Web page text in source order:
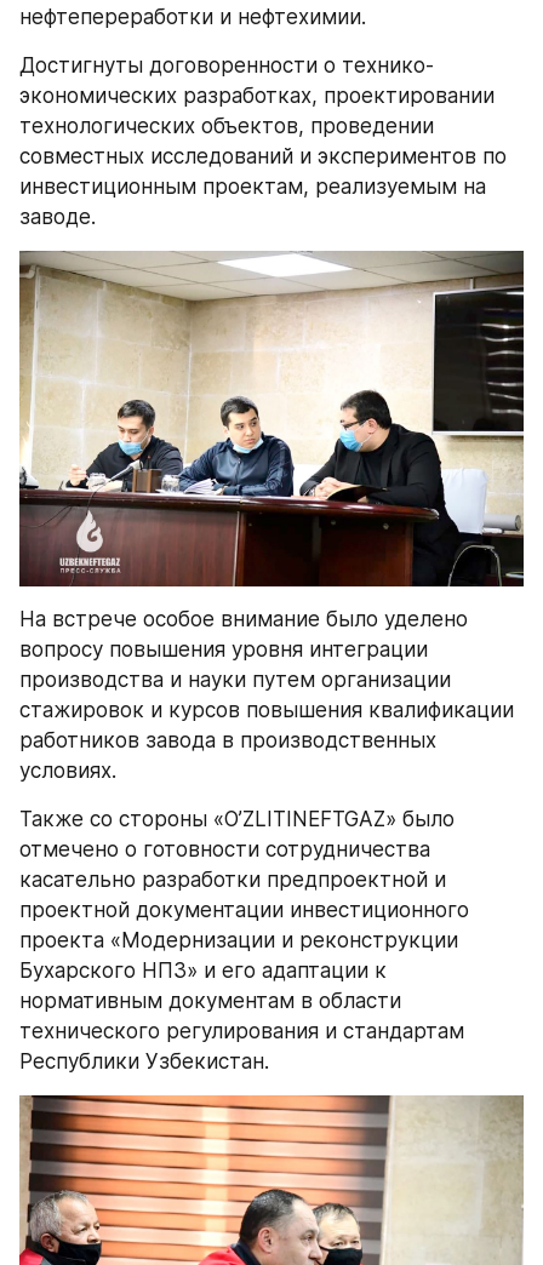
нефтепереработки и нефтехимии.
Достигнуты договоренности о технико-
экономических разработках, проектировании
технологических объектов, проведении
совместных исследований и экспериментов по
инвестиционным проектам, реализуемым на
заводе.
На встрече особое внимание было уделено
вопросу повышения уровня интеграции
производства и науки путем организации
стажировок и курсов повышения квалификации
работников завода в производственных
условиях.
Также со стороны «O’ZLITINEFTGAZ» было
отмечено о готовности сотрудничества
касательно разработки предпроектной и
проектной документации инвестиционного
проекта «Модернизации и реконструкции
Бухарского НПЗ» и его адаптации к
нормативным документам в области
технического регулирования и стандартам
Республики Узбекистан.